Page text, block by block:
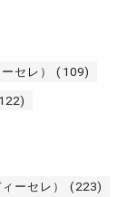
セレ） (109)
ーセレ） (223)